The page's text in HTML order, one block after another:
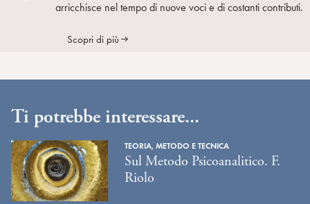
arricchisce nel tempo di nuove voci e di costanti contributi.
Scopri di più
Ti potrebbe interessare...
TEORIA, METODO E TECNICA
Sul Metodo Psicoanalitico. F.
Riolo